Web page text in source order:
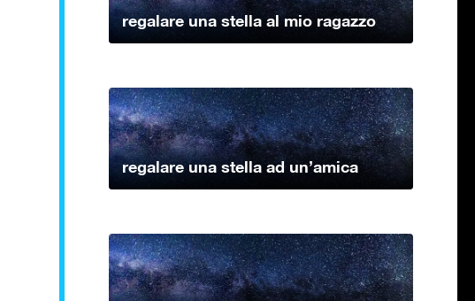
regalare una stella al mio ragazzo
regalare una stella ad un’amica